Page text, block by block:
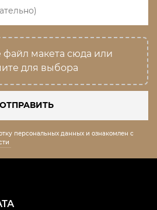
макета сюда или
для выбора
ОТПРАВИТЬ
персональных данных и ознакомлен с